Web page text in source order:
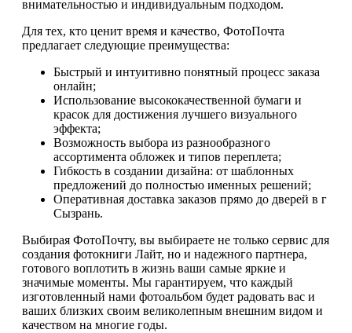
внимательностью и индивидуальным подходом.
Для тех, кто ценит время и качество, ФотоПочта
предлагает следующие преимущества:
Быстрый и интуитивно понятный процесс заказа
онлайн;
Использование высококачественной бумаги и
красок для достижения лучшего визуального
эффекта;
Возможность выбора из разнообразного
ассортимента обложек и типов переплета;
Гибкость в создании дизайна: от шаблонных
предложений до полностью именных решений;
Оперативная доставка заказов прямо до дверей в г
Сызрань.
Выбирая ФотоПочту, вы выбираете не только сервис для
создания фотокниги Лайт, но и надежного партнера,
готового воплотить в жизнь ваши самые яркие и
значимые моменты. Мы гарантируем, что каждый
изготовленный нами фотоальбом будет радовать вас и
ваших близких своим великолепным внешним видом и
качеством на многие годы.